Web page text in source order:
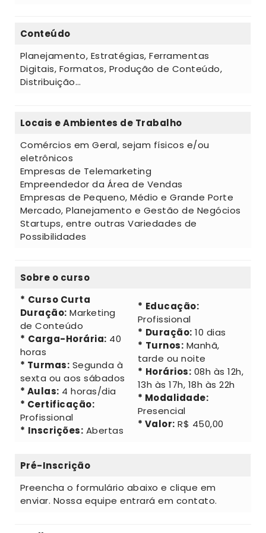
Conteúdo
Planejamento, Estratégias, Ferramentas
Digitais, Formatos, Produção de Conteúdo,
Distribuição…
Locais e Ambientes de Trabalho
Comércios em Geral, sejam físicos e/ou
eletrônicos
Empresas de Telemarketing
Empreendedor da Área de Vendas
Empresas de Pequeno, Médio e Grande Porte
Mercado, Planejamento e Gestão de Negócios
Startups, entre outras Variedades de
Possibilidades
Sobre o curso
* Curso Curta
Duração: Marketing
de Conteúdo
* Carga-Horária: 40
horas
* Turmas: Segunda à
sexta ou aos sábados
* Aulas: 4 horas/dia
* Certificação:
Profissional
* Inscrições: Abertas
* Educação:
Profissional
* Duração: 10 dias
* Turnos: Manhã,
tarde ou noite
* Horários: 08h às 12h,
13h às 17h, 18h às 22h
* Modalidade:
Presencial
* Valor: R$ 450,00
Pré-Inscrição
Preencha o formulário abaixo e clique em
enviar. Nossa equipe entrará em contato.